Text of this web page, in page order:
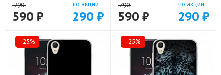
790
590 ₽
по акции
290 ₽
790
590 ₽
по акции
290 ₽
-25% -25%